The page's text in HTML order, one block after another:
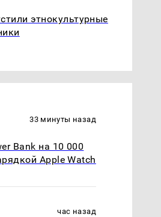
этнокультурные
33 минуты назад
Bank на 10 000
Apple Watch
час назад